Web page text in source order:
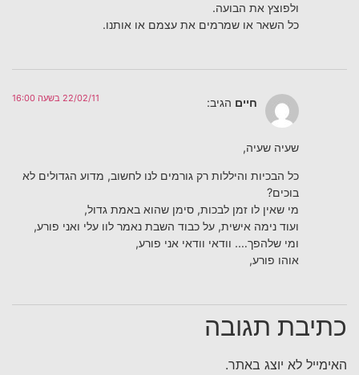
ולפוצץ את הבועה.
כל השאר או שמרמים את עצמם או אותנו.
חיים הגיב: 22/02/11 בשעה 16:00
שעיה שעיה,
כל הבכיות והיללות רק גורמים לנו לחשוב, מדוע הגדולים לא
בוכים?
מי שאין לו זמן לבכות, סימן שהוא באמת גדול,
ועוד נימה אישית, על כבוד השבת נאמר לוו עלי ואני פורע,
ומי שלהפך…. וודאי וודאי אני פורע,
אוהו פורע,
כתיבת תגובה
האימייל לא יוצג באתר.